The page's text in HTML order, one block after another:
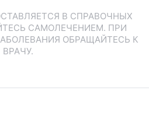
В СПРАВОЧНЫХ
САМОЛЕЧЕНИЕМ. ПРИ
ОБРАЩАЙТЕСЬ К
ВРАЧУ.